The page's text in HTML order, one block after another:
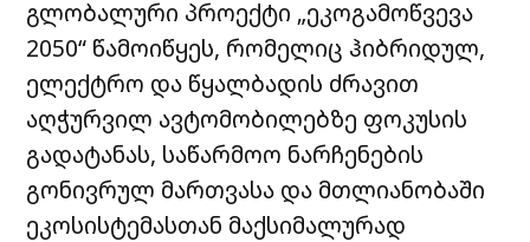
გლობალური პროექტი „ეკოგამოწვევა
2050“ წამოიწყეს, რომელიც ჰიბრიდულ,
ელექტრო და წყალბადის ძრავით
აღჭურვილ ავტომობილებზე ფოკუსის
გადატანას, საწარმოო ნარჩენების
გონივრულ მართვასა და მთლიანობაში
ეკოსისტემასთან მაქსიმალურად